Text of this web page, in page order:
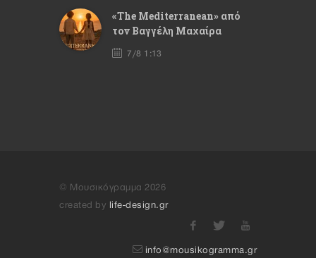
«The Mediterranean» από
τον Βαγγέλη Μαχαίρα
7/8 1:13
© Μουσικόγραμμα 2026
created by
life-design.gr
info@mousikogramma.gr